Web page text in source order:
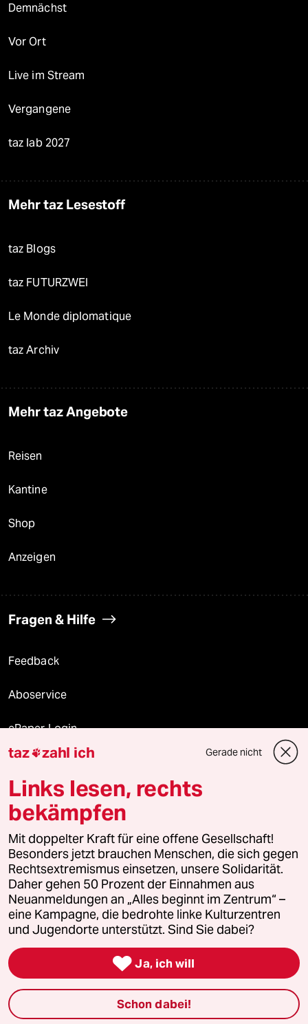
Demnächst
Vor Ort
Live im Stream
Vergangene
taz lab 2027
Mehr taz Lesestoff
taz Blogs
taz FUTURZWEI
Le Monde diplomatique
taz Archiv
Mehr taz Angebote
Reisen
Kantine
Shop
Anzeigen
Fragen & Hilfe
Feedback
Aboservice
ePaper Login
Downloads für Abonnierende
© 2026 taz Verlags und Vertriebs GmbH
Alle Rechte vorbehalten. Bei rechtlichen Fragen oder für Genehmigungen
wenden Sie sich bitte an
lizenzen@taz.de
Feedback Redaktionsstatut Kommune-Richtlinien
Leitlinie Informant Datenschutz Impressum AGB
Seitenwende Einwilligungen widerrufen (Ads)
taz zahl ich Gerade nicht
Links lesen, rechts
bekämpfen
Mit doppelter Kraft für eine offene Gesellschaft!
Besonders jetzt brauchen Menschen, die sich gegen
Rechtsextremismus einsetzen, unsere Solidarität.
Daher gehen 50 Prozent der Einnahmen aus
Neuanmeldungen an „Alles beginnt im Zentrum“ –
eine Kampagne, die bedrohte linke Kulturzentren
und Jugendorte unterstützt. Sind Sie dabei?
 Ja, ich will
Schon dabei!